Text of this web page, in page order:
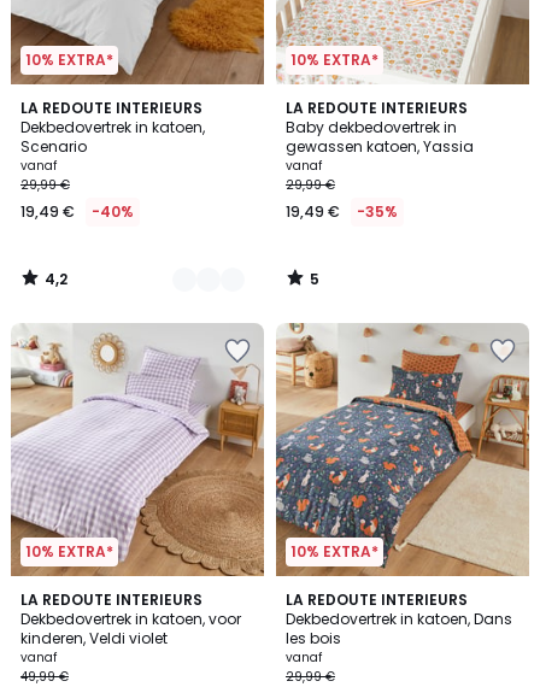
10% EXTRA*
LA REDOUTE INTERIEURS
Dekbedovertrek in katoen,
Scenario
vanaf
29,99 €
19,49 € -40%
4,2
/ 5
22
Kleuren
4,2
/
10% EXTRA*
LA REDOUTE INTERIEURS
Baby dekbedovertrek in
gewassen katoen, Yassia
vanaf
29,99 €
19,49 € -35%
5
/
5
5
/
10% EXTRA*
LA REDOUTE INTERIEURS
Dekbedovertrek in katoen, voor
kinderen, Veldi violet
vanaf
49,99 €
3
/
5
10% EXTRA*
LA REDOUTE INTERIEURS
Dekbedovertrek in katoen, Dans
les bois
vanaf
29,99 €
4,7
/ 5